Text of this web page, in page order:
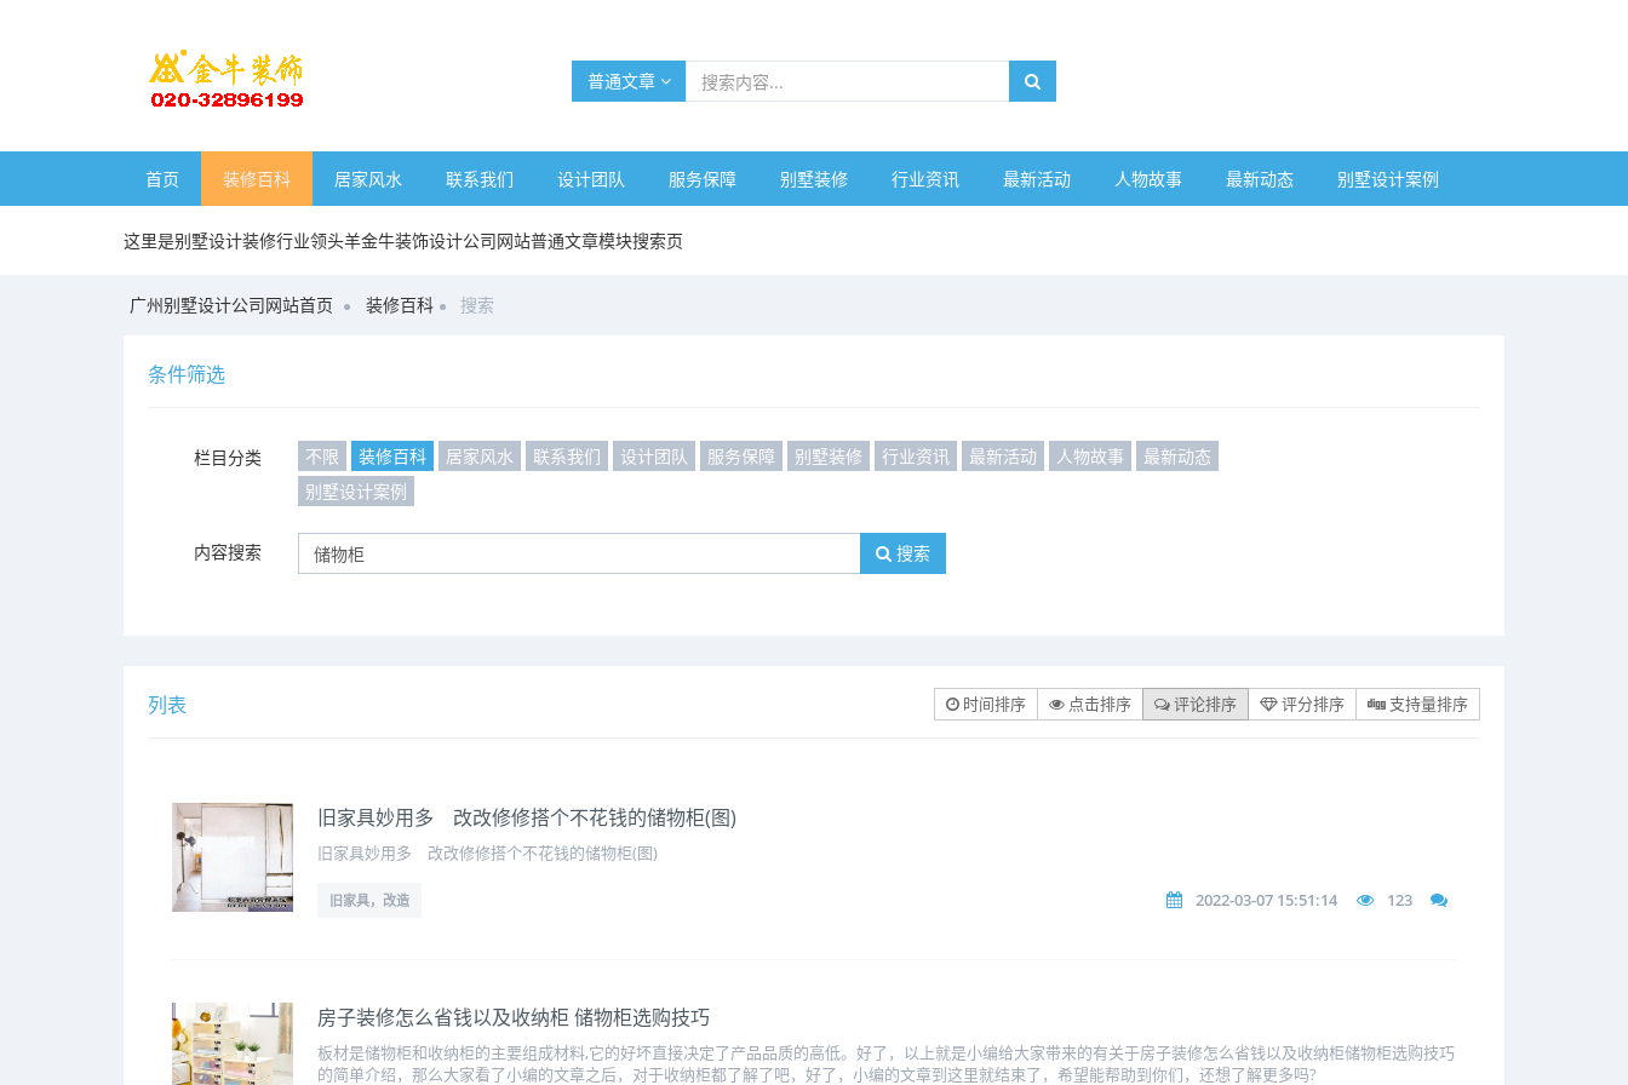
普通文章
首页 装修百科 居家风水 联系我们 设计团队 服务保障 别墅装修 行业资讯 最新活动 人物故事 最新动态 别墅设计案例
这里是别墅设计装修行业领头羊金牛装饰设计公司网站普通文章模块搜索页
广州别墅设计公司网站首页 装修百科 搜索
条件筛选
栏目分类 不限 装修百科 居家风水 联系我们 设计团队 服务保障 别墅装修 行业资讯 最新活动 人物故事
最新动态
别墅设计案例
内容搜索 搜索
列表 时间排序 点击排序 评论排序 评分排序 支持量排序
旧家具妙用多 改改修修搭个不花钱的储物柜(图)
旧家具妙用多 改改修修搭个不花钱的储物柜(图)
旧家具，改造 2022-03-07 15:51:14 123
房子装修怎么省钱以及收纳柜 储物柜选购技巧
板材是储物柜和收纳柜的主要组成材料,它的好坏直接决定了产品品质的高低。好了，以上就是小编给大家带来的有关于房子装修怎么省钱以及收纳柜储物柜选购技巧
的简单介绍，那么大家看了小编的文章之后，对于收纳柜都了解了吧，好了，小编的文章到这里就结束了，希望能帮助到你们，还想了解更多吗?